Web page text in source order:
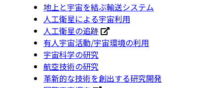
地上と宇宙を結ぶ輸送システム
人工衛星による宇宙利用
人工衛星の追跡
有人宇宙活動/宇宙環境の利用
宇宙科学の研究
航空技術の研究
革新的な技術を創出する研究開発